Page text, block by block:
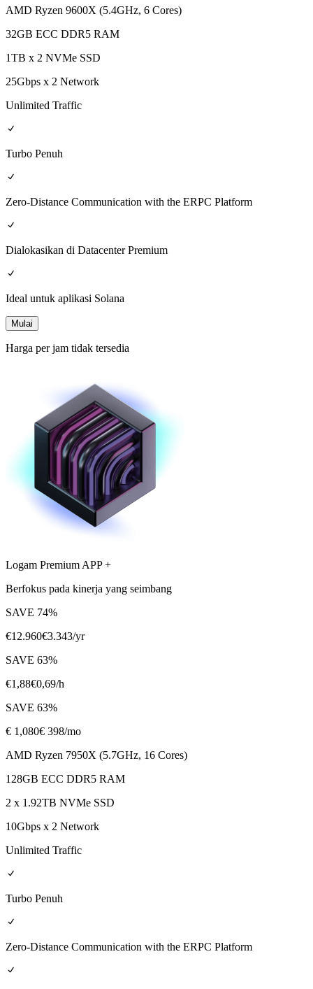
AMD Ryzen 9600X (5.4GHz, 6 Cores)
32GB ECC DDR5 RAM
1TB x 2 NVMe SSD
25Gbps x 2 Network
Unlimited Traffic
Turbo Penuh
Zero-Distance Communication with the ERPC Platform
Dialokasikan di Datacenter Premium
Ideal untuk aplikasi Solana
Mulai
Harga per jam tidak tersedia
Logam Premium APP +
Berfokus pada kinerja yang seimbang
SAVE 74%
€12.960€3.343/yr
SAVE 63%
€1,88€0,69/h
SAVE 63%
€ 1,080€ 398/mo
AMD Ryzen 7950X (5.7GHz, 16 Cores)
128GB ECC DDR5 RAM
2 x 1.92TB NVMe SSD
10Gbps x 2 Network
Unlimited Traffic
Turbo Penuh
Zero-Distance Communication with the ERPC Platform